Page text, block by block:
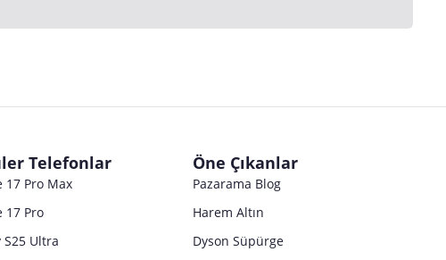
Telefonlar
17 Pro Max
17 Pro
S25 Ultra
Öne Çıkanlar
Pazarama Blog
Harem Altın
Dyson Süpürge